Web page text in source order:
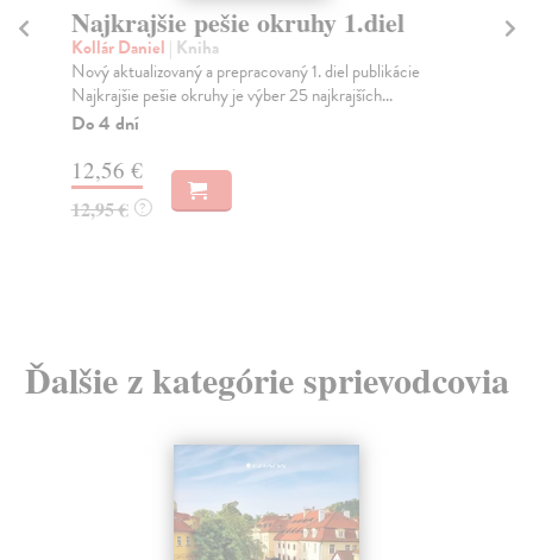
Najkrajšie pešie okruhy 1.diel
Kollár Daniel | Kniha
Nový aktualizovaný a prepracovaný 1. diel publikácie
Najkrajšie pešie okruhy je výber 25 najkrajších...
Do 4 dní
12,56 €
12,95 € ?
Ďalšie z kategórie sprievodcovia